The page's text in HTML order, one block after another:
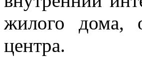
жилого дома,
центра.